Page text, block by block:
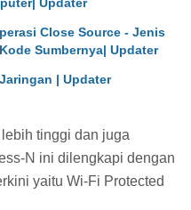
Updater
Close Source - Jenis
Sumbernya| Updater
| Updater
tinggi dan juga
N ini dilengkapi dengan
yaitu Wi-Fi Protected